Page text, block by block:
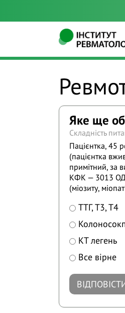
Яке ще
Складність
Пацієнтка, 45
(пацієнтка
примітний, за
КФК — 3013 ОД/
(міозиту,
ТТГ, Т3, Т4
КТ легень
Все вірне